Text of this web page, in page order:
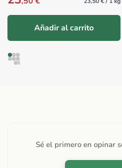
Añadir al carrito
Sé el primero en opinar